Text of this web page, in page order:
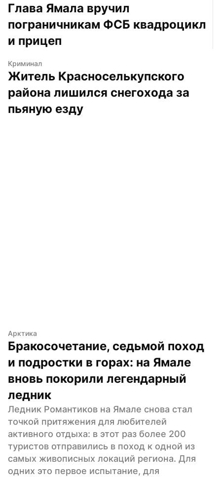
Глава Ямала вручил
пограничникам ФСБ квадроцикл
и прицеп
Криминал
Житель Красноселькупского
района лишился снегохода за
пьяную езду
Арктика
Бракосочетание, седьмой поход
и подростки в горах: на Ямале
вновь покорили легендарный
ледник
Ледник Романтиков на Ямале снова стал
точкой притяжения для любителей
активного отдыха: в этот раз более 200
туристов отправились в поход к одной из
самых живописных локаций региона. Для
одних это первое испытание, для